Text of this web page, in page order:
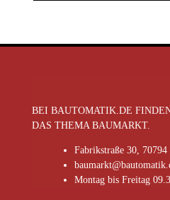
BEI BAUTOMATIK.DE
DAS THEMA BAUMARKT.
Fabrikstraße 30,
Montag bis Freitag